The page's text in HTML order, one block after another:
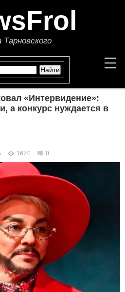
В МИРЕ
КУЛЬТУРА
НАУКА
СПОРТ
«Интервидение»:
а конкурс нуждается в
1674 0